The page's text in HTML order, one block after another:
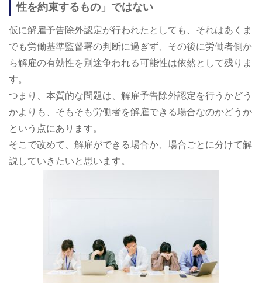
性を約束するもの」ではない
仮に解雇予告除外認定が行われたとしても、それはあくま
でも労働基準監督署の判断に過ぎず、その後に労働者側か
ら解雇の有効性を別途争われる可能性は依然として残りま
す。
つまり、本質的な問題は、解雇予告除外認定を行うかどう
かよりも、そもそも労働者を解雇できる場合なのかどうか
という点にあります。
そこで改めて、解雇ができる場合か、場合ごとに分けて解
説していきたいと思います。